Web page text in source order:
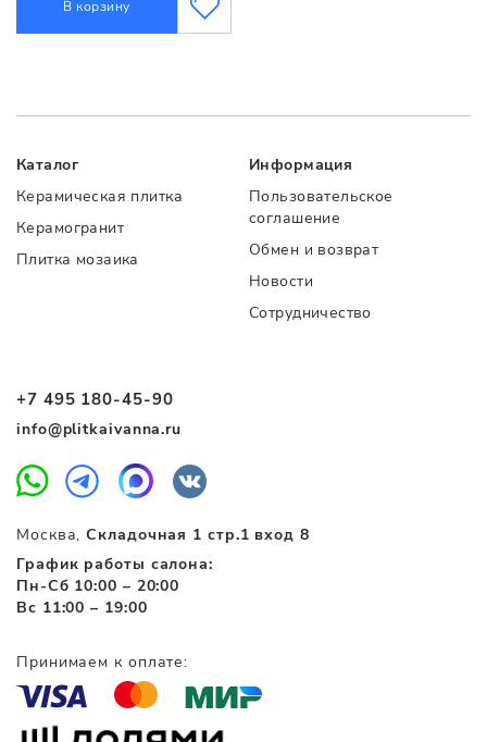
В корзину
+7 495 180-45-90
info@plitkaivanna.ru
Москва,Складочная 1 стр.1 вход 8
График работы салона:
Пн-Сб 10:00 – 20:00
Вс 11:00 – 19:00
Каталог
Керамическая плитка
Керамогранит
Плитка мозаика
Информация
Пользовательское
соглашение
Обмен и возврат
Новости
Сотрудничество
Принимаем к оплате: